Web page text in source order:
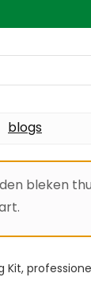
blogs
bleken
Kit,